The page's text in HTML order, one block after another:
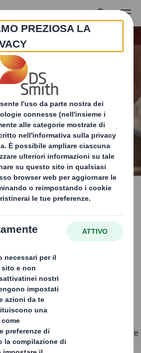
di euro
durante le
di pacchi
danneggiati
Smith, gli imballaggi per l’e-
a sopportare forze anche
danni notevoli per utenti e